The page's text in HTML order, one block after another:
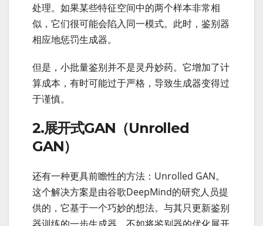
处理。如果某些特征空间中的两个样本非常相
似，它们很可能会陷入同一模式。此时，鉴别器
相应地惩罚生成器。
但是，小批量鉴别并不是灵丹妙药。它增加了计
算成本，有时可能过于严格，导致生成器变得过
于谨慎。
2.展开式GAN（Unrolled
GAN）
还有一种更具前瞻性的方法：Unrolled GAN。
这个解决方案是由谷歌DeepMind的研究人员提
供的，它基于一个巧妙的想法。与其只更新鉴别